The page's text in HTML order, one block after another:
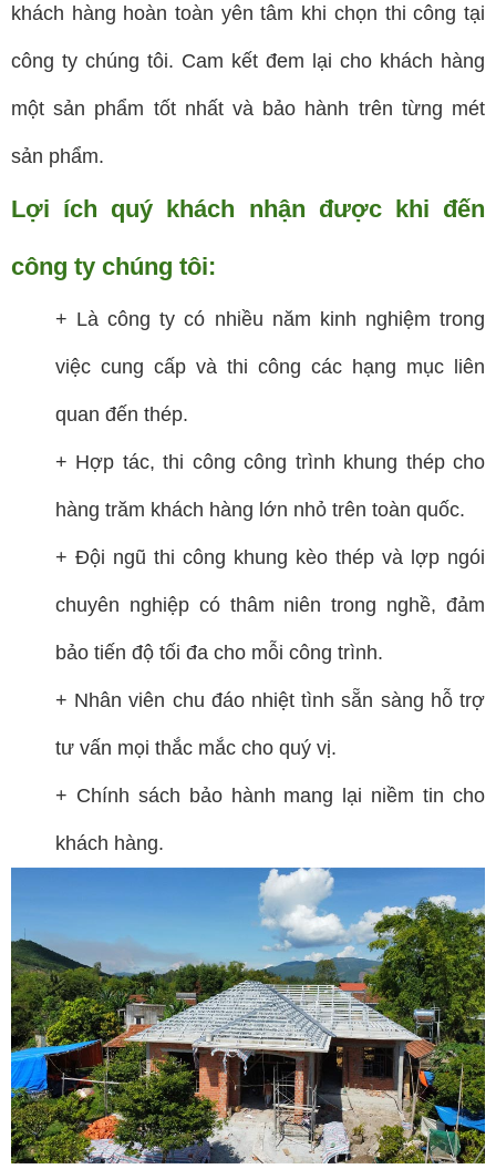
khách hàng hoàn toàn yên tâm khi chọn thi công tại
công ty chúng tôi. Cam kết đem lại cho khách hàng
một sản phẩm tốt nhất và bảo hành trên từng mét
sản phẩm.
Lợi ích quý khách nhận được khi đến
công ty chúng tôi:
+ Là công ty có nhiều năm kinh nghiệm trong
việc cung cấp và thi công các hạng mục liên
quan đến thép.
+ Hợp tác, thi công công trình khung thép cho
hàng trăm khách hàng lớn nhỏ trên toàn quốc.
+ Đội ngũ thi công khung kèo thép và lợp ngói
chuyên nghiệp có thâm niên trong nghề, đảm
bảo tiến độ tối đa cho mỗi công trình.
+ Nhân viên chu đáo nhiệt tình sẵn sàng hỗ trợ
tư vấn mọi thắc mắc cho quý vị.
+ Chính sách bảo hành mang lại niềm tin cho
khách hàng.